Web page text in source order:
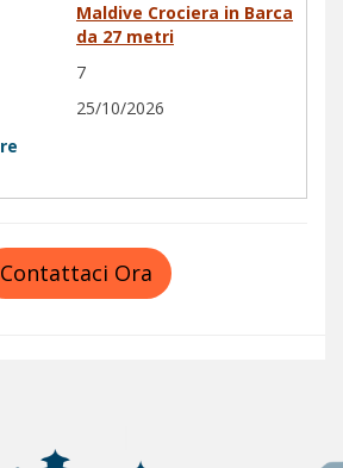
Maldive Crociera in Barca
da 27 metri
7
25/10/2026
Contattaci Ora